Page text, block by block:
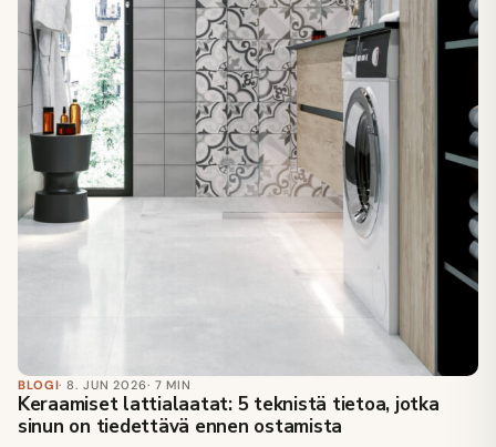
BLOGI· 8. JUN 2026· 7 MIN
Keraamiset lattialaatat: 5 teknistä tietoa, jotka
sinun on tiedettävä ennen ostamista